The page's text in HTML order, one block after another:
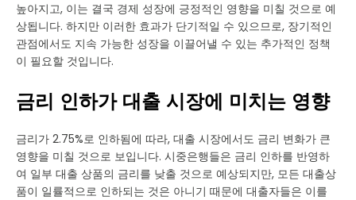
높아지고, 이는 결국 경제 성장에 긍정적인 영향을 미칠 것으로 예
상됩니다. 하지만 이러한 효과가 단기적일 수 있으므로, 장기적인
관점에서도 지속 가능한 성장을 이끌어낼 수 있는 추가적인 정책
이 필요할 것입니다.
금리 인하가 대출 시장에 미치는 영향
금리가 2.75%로 인하됨에 따라, 대출 시장에서도 금리 변화가 큰
영향을 미칠 것으로 보입니다. 시중은행들은 금리 인하를 반영하
여 일부 대출 상품의 금리를 낮출 것으로 예상되지만, 모든 대출상
품이 일률적으로 인하되는 것은 아니기 때문에 대출자들은 이를